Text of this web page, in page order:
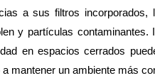
a sus filtros incorporados,
y partículas
en espacios cerrados
mantener un ambiente más